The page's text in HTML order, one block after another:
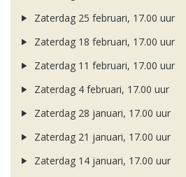
Zaterdag 25 februari, 17.00 uur
Zaterdag 18 februari, 17.00 uur
Zaterdag 11 februari, 17.00 uur
Zaterdag 4 februari, 17.00 uur
Zaterdag 28 januari, 17.00 uur
Zaterdag 21 januari, 17.00 uur
Zaterdag 14 januari, 17.00 uur